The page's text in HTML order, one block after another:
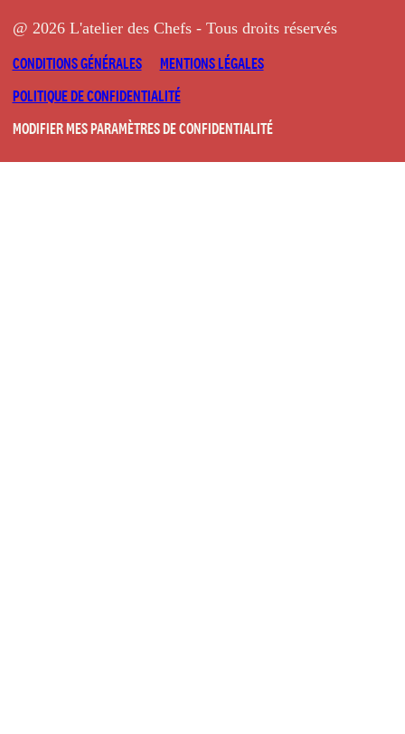
@ 2026 L'atelier des Chefs - Tous droits réservés
CONDITIONS GÉNÉRALES
MENTIONS LÉGALES
POLITIQUE DE CONFIDENTIALITÉ
MODIFIER MES PARAMÈTRES DE CONFIDENTIALITÉ